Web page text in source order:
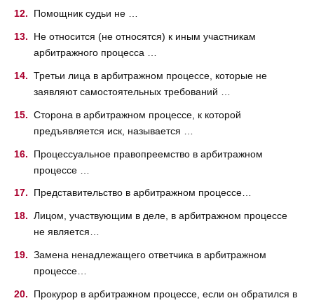
Помощник судьи не …
Не относится (не относятся) к иным участникам
арбитражного процесса …
Третьи лица в арбитражном процессе, которые не
заявляют самостоятельных требований …
Сторона в арбитражном процессе, к которой
предъявляется иск, называется …
Процессуальное правопреемство в арбитражном
процессе …
Представительство в арбитражном процессе…
Лицом, участвующим в деле, в арбитражном процессе
не является…
Замена ненадлежащего ответчика в арбитражном
процессе…
Прокурор в арбитражном процессе, если он обратился в